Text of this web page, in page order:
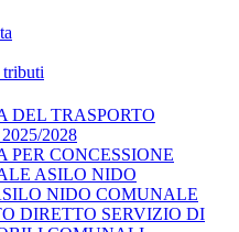
tributi
DEL TRASPORTO
2028
PER CONCESSIONE
ASILO NIDO
NIDO COMUNALE
DIRETTO SERVIZIO DI